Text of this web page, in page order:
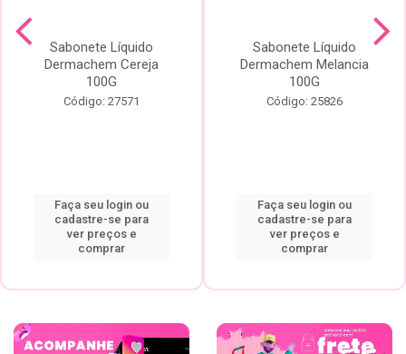
Sabonete Líquido
Dermachem Cereja
100G
Código: 27571
Faça seu login ou
cadastre-se para
ver preços e
comprar
Sabonete Líquido
Dermachem Melancia
100G
Código: 25826
Faça seu login ou
cadastre-se para
ver preços e
comprar